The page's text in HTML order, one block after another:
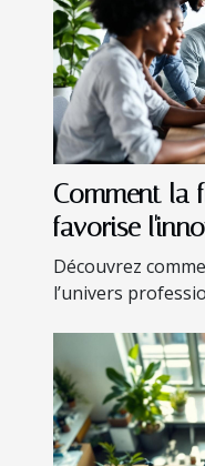
Comment la
favorise
Découvrez
l’univers